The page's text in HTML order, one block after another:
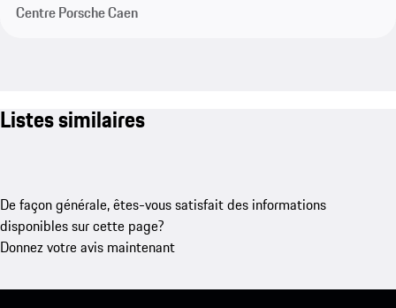
Centre Porsche Caen
Listes similaires
De façon générale, êtes-vous satisfait des informations
disponibles sur cette page?
Donnez votre avis maintenant